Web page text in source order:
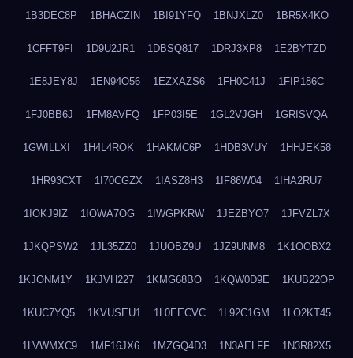
1B3DEC8P 1BHACZIN 1BI91YFQ 1BNJXLZ0 1BR5X4KO
1CFFT9FI 1D9U2JR1 1DBSQ817 1DRJ3XP8 1E2BYTZD
1E8JEY8J 1EN94O56 1EZXAZS6 1FH0C41J 1FIP186C
1FJ0BB6J 1FM8AVFQ 1FP03I5E 1GL2VJGH 1GRISVQA
1GWILLXI 1H4L4ROK 1HAKMC6P 1HDB3VUY 1HHJEK58
1HR93CXT 1I70CGZX 1IASZ8H3 1IF86W04 1IHA2RU7
1IOKJ9IZ 1IOWA7OG 1IWGPKRW 1JEZBYO7 1JFVZL7X
1JKQPSW2 1JL35ZZ0 1JUOBZ9U 1JZ9UNM8 1K1OOBX2
1KJONM1Y 1KJVH227 1KMG68BO 1KQW0D9E 1KUB22OP
1KUC7YQ5 1KVUSEU1 1L0EECVC 1L92C1GM 1LO2KT45
1LVWMXC9 1MF16JX6 1MZGQ4D3 1N3AELFF 1N3R82X5